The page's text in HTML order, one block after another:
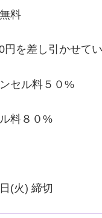
料
を差し引かせて
セル料５０%
料８０%
(火) 締切